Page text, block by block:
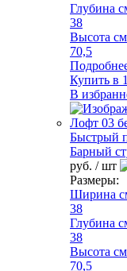
Глубина
38
Высота
70,5
Купить в
В
Быстрый
Барный
руб. / шт
Размеры:
Ширина
38
Глубина
38
Высота
70,5